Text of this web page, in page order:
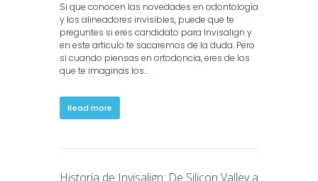
Si que conocen las novedades en odontología
y los alineadores invisibles, puede que te
preguntes si eres candidato para Invisalign y
en este articulo te sacaremos de la duda. Pero
si cuando piensas en ortodoncia, eres de los
que te imaginas los...
Read more
Historia de Invisalign: De Silicon Valley a